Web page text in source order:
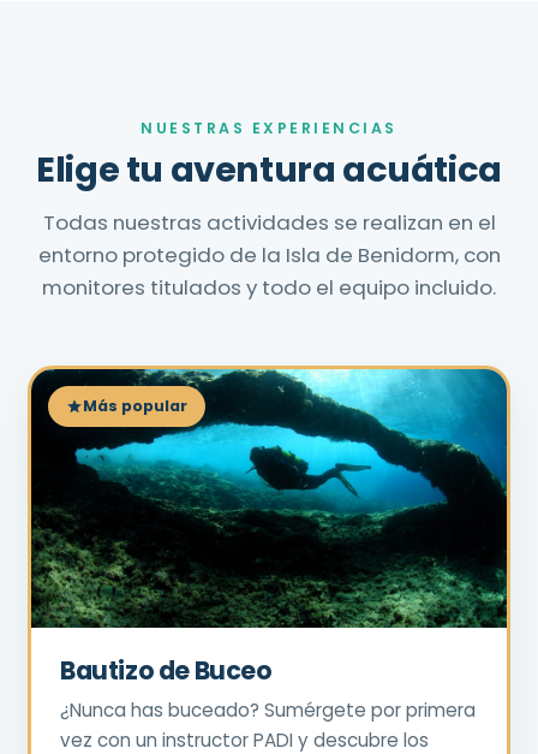
NUESTRAS EXPERIENCIAS
Elige tu aventura acuática
Todas nuestras actividades se realizan en el
entorno protegido de la Isla de Benidorm, con
monitores titulados y todo el equipo incluido.
Más popular
Bautizo de Buceo
¿Nunca has buceado? Sumérgete por primera
vez con un instructor PADI y descubre los